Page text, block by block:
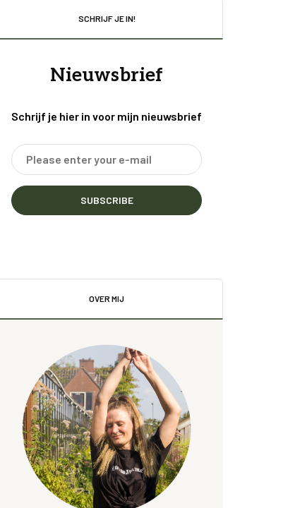
SCHRIJF JE IN!
Nieuwsbrief
Schrijf je hier in voor mijn nieuwsbrief
SUBSCRIBE
OVER MIJ